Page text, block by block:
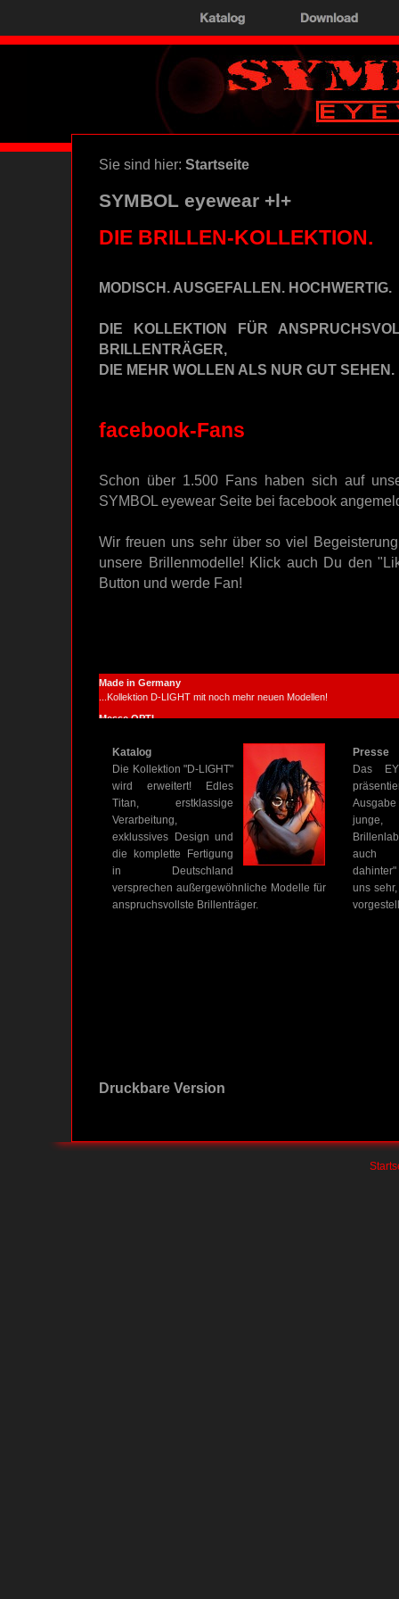
Sie sind hier: Startseite
SYMBOL eyewear +l+
DIE BRILLEN-KOLLEKTION.
MODISCH. AUSGEFALLEN. HOCHWERTIG.
DIE KOLLEKTION FÜR
BRILLENTRÄGER,
DIE MEHR WOLLEN ALS NUR GUT SEHEN.
facebook-Fans
Schon über 1.500 Fans haben sich auf
SYMBOL eyewear Seite bei facebook
Wir freuen uns sehr über so viel
unsere Brillenmodelle! Klick auch Du den
Button und werde Fan!
Katalog
Die Kollektion "D-LIGHT"
wird erweitert! Edles
Titan, erstklassige
Verarbeitung,
exklussives Design und
die komplette Fertigung
in Deutschland
versprechen außergewöhnliche Modelle für
anspruchsvollste Brillenträger.
Presse
Das
Ausgabe
junge,
auch
uns
Druckbare Version